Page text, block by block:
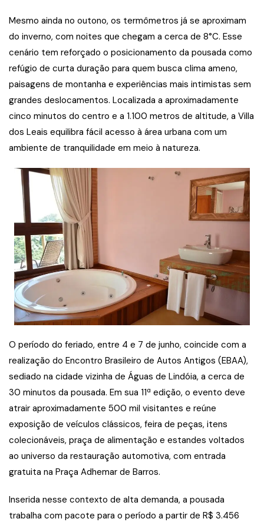
Mesmo ainda no outono, os termômetros já se aproximam
do inverno, com noites que chegam a cerca de 8°C. Esse
cenário tem reforçado o posicionamento da pousada como
refúgio de curta duração para quem busca clima ameno,
paisagens de montanha e experiências mais intimistas sem
grandes deslocamentos. Localizada a aproximadamente
cinco minutos do centro e a 1.100 metros de altitude, a Villa
dos Leais equilibra fácil acesso à área urbana com um
ambiente de tranquilidade em meio à natureza.
O período do feriado, entre 4 e 7 de junho, coincide com a
realização do Encontro Brasileiro de Autos Antigos (EBAA),
sediado na cidade vizinha de Águas de Lindóia, a cerca de
30 minutos da pousada. Em sua 11ª edição, o evento deve
atrair aproximadamente 500 mil visitantes e reúne
exposição de veículos clássicos, feira de peças, itens
colecionáveis, praça de alimentação e estandes voltados
ao universo da restauração automotiva, com entrada
gratuita na Praça Adhemar de Barros.
Inserida nesse contexto de alta demanda, a pousada
trabalha com pacote para o período a partir de R$ 3.456